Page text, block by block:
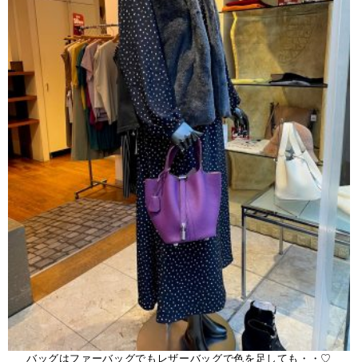
バッグはファーバッグでもレザーバッグで色を足しても・・♡